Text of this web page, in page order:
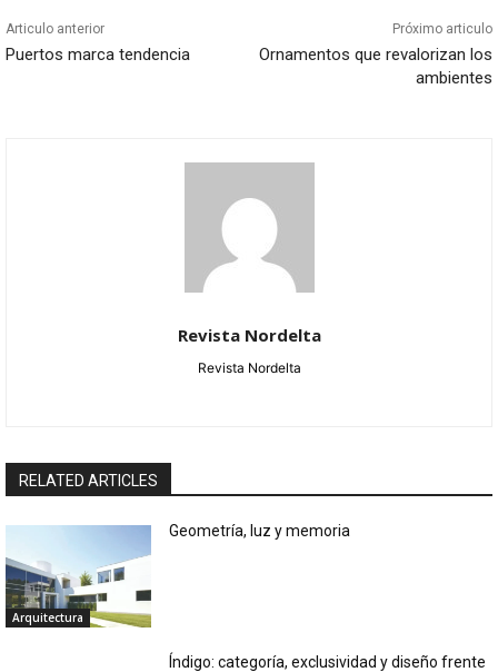
Articulo anterior
Puertos marca tendencia
Próximo articulo
Ornamentos que revalorizan los
ambientes
Revista Nordelta
Revista Nordelta
RELATED ARTICLES
Arquitectura
Geometría, luz y memoria
Índigo: categoría, exclusividad y diseño frente